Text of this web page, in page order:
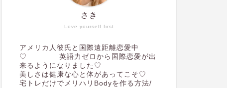
Love yourself first
さき
アメリカ人彼氏と国際遠距離恋愛中
♡ 英語力ゼロから国際恋愛が出
来るようになりました♡
美しさは健康な心と体があってこそ♡
宅トレだけでメリハリBodyを作る方法/